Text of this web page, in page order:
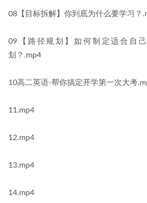
08【目标拆解】你到底为什么要学习？
09【路径规划】如何制定适合自
划？.mp4
10高二英语-帮你搞定开学第一次大考
11.mp4
12.mp4
13.mp4
14.mp4